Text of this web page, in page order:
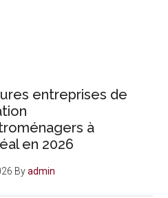
entreprises de
à
en 2026
Byadmin